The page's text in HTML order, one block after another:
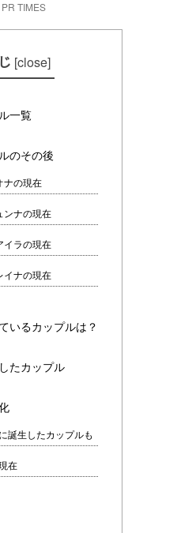
TIMES
[close]
一覧
のその後
ナの現在
ンナの現在
イラの現在
イナの現在
いるカップルは？
たカップル
誕生したカップルも
在